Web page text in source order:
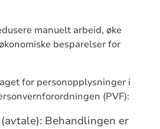
manuelt arbeid, øke
besparelser for
for personopplysninger i
(PVF):
Behandlingen er